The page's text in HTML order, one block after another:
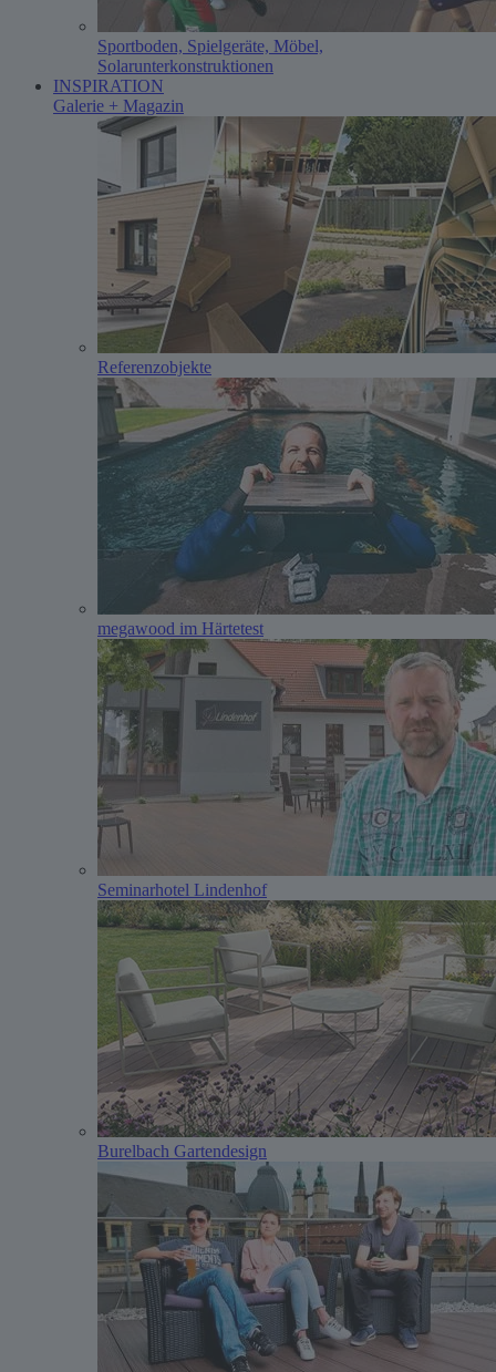
Sportboden, Spielgeräte, Möbel,
Solarunterkonstruktionen
INSPIRATION
Galerie + Magazin
Referenzobjekte
megawood im Härtetest
Seminarhotel Lindenhof
Burelbach Gartendesign